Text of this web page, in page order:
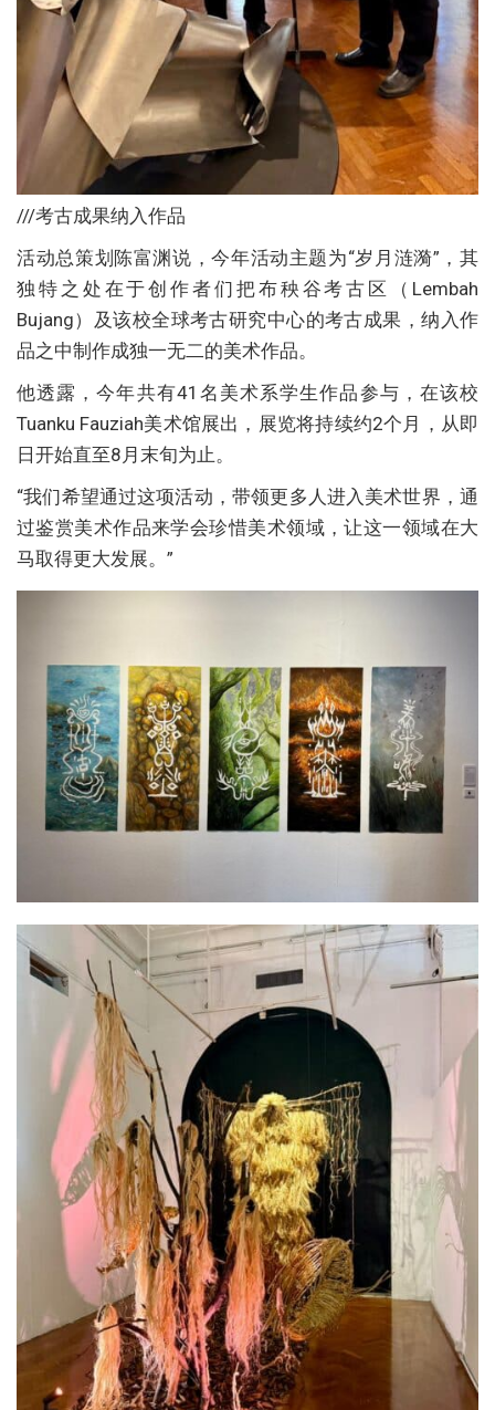
///考古成果纳入作品
活动总策划陈富渊说，今年活动主题为“岁月涟漪”，其
独特之处在于创作者们把布秧谷考古区（Lembah
Bujang）及该校全球考古研究中心的考古成果，纳入作
品之中制作成独一无二的美术作品。
他透露，今年共有41名美术系学生作品参与，在该校
Tuanku Fauziah美术馆展出，展览将持续约2个月，从即
日开始直至8月末旬为止。
“我们希望通过这项活动，带领更多人进入美术世界，通
过鉴赏美术作品来学会珍惜美术领域，让这一领域在大
马取得更大发展。”